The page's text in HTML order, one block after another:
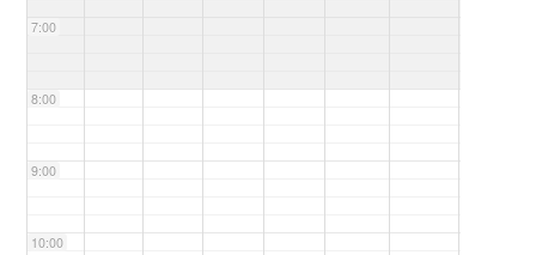
7:00
8:00
9:00
10:00